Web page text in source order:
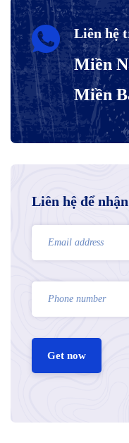
Liên hệ
Miền
Miền
Liên hệ để
Get now